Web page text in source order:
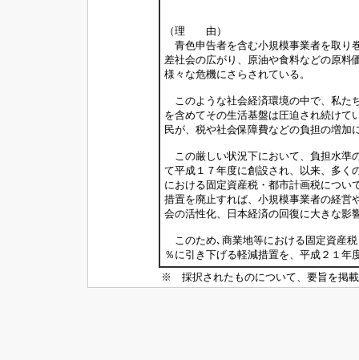
（理 由）
青色申告者を含む小規模事業者を取り
差社会の広がり、原油や食料などの原料
様々な危機にさらされている。
このような社会経済環境の中で、私た
を含めてその生活基盤は圧迫され続けて
民が、税や社会保障費などの負担の増加
この厳しい状況下において、負担水準
て平成１７年度に創設され、以来、多く
における固定資産税・都市計画税につい
措置を廃止すれば、小規模事業者の経営
会の活性化、日本経済の回復に大きな影
このため､商業地等における固定資産
％に引き下げる軽減措置を、平成２１年
※ 採択されたものについて、要旨を掲